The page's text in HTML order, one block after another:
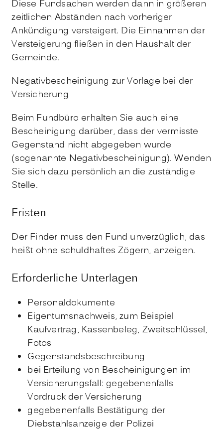
Diese Fundsachen werden dann in größeren
zeitlichen Abständen nach vorheriger
Ankündigung versteigert. Die Einnahmen der
Versteigerung fließen in den Haushalt der
Gemeinde.
Negativbescheinigung zur Vorlage bei der
Versicherung
Beim Fundbüro erhalten Sie auch eine
Bescheinigung darüber, dass der vermisste
Gegenstand nicht abgegeben wurde
(sogenannte Negativbescheinigung). Wenden
Sie sich dazu persönlich an die zuständige
Stelle.
Fristen
Der Finder muss den Fund unverzüglich, das
heißt ohne schuldhaftes Zögern, anzeigen.
Erforderliche Unterlagen
Personaldokumente
Eigentumsnachweis, zum Beispiel
Kaufvertrag, Kassenbeleg, Zweitschlüssel,
Fotos
Gegenstandsbeschreibung
bei Erteilung von Bescheinigungen im
Versicherungsfall: gegebenenfalls
Vordruck der Versicherung
gegebenenfalls Bestätigung der
Diebstahlsanzeige der Polizei